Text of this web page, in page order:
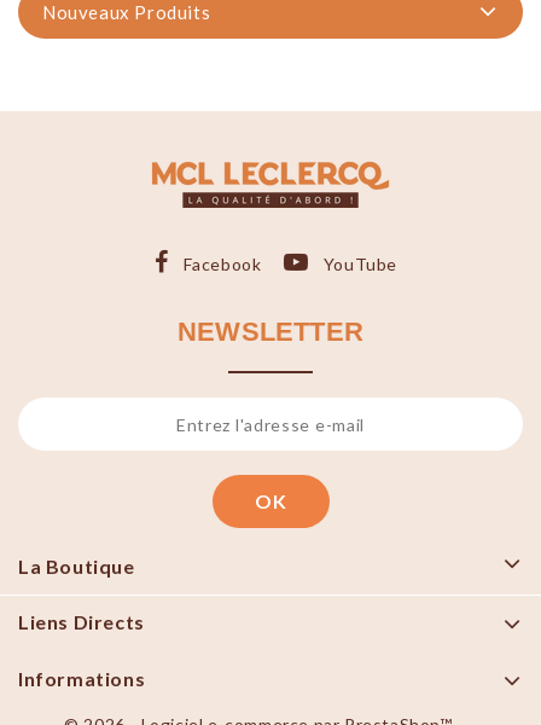
Nouveaux Produits
Facebook YouTube
NEWSLETTER
La Boutique
Liens Directs
Informations